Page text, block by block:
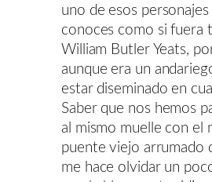
uno de esos personajes
conoces como si fuera
William Butler Yeats,
aunque era un
estar diseminado en
Saber que nos hemos
al mismo muelle con el
puente viejo arrumado
me hace olvidar un